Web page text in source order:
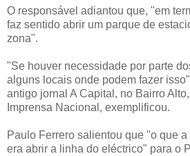
O responsável adiantou que, "em
faz sentido abrir um parque de
zona".
"Se houver necessidade por parte
alguns locais onde podem fazer
antigo jornal A Capital, no Bairro
Imprensa Nacional, exemplificou.
Paulo Ferrero salientou que "o que
era abrir a linha do eléctrico" para o